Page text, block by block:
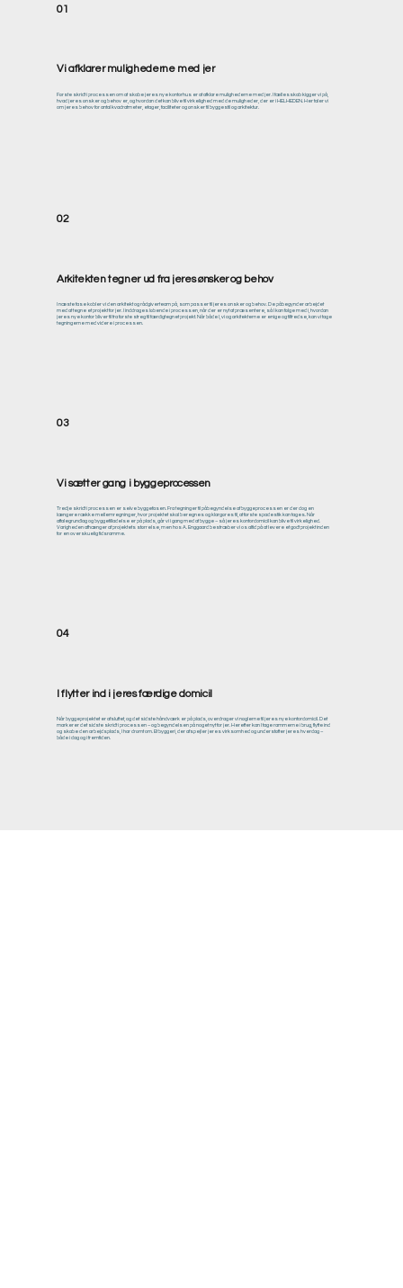
01
Vi afklarer mulighederne med jer
Første skridt i processen om at skabe jeres nye kontorhus er at afklare mulighederne med jer. I fællesskab kigger vi på,
hvad jeres ønsker og behov er, og hvordan det kan blive til virkelighed med de muligheder, der er i HELHEDEN. Her taler vi
om jeres behov for antal kvadratmeter, etager, faciliteter og ønsker til byggestil og arkitektur.
02
Arkitekten tegner ud fra jeres ønsker og behov
I næste fase kobler vi den arkitekt og rådgiverteam på, som passer til jeres ønsker og behov. De påbegynder arbejdet
med at tegne et projekt for jer. I inddrages løbende i processen, når der er nyt at præsentere, så I kan følge med i, hvordan
jeres nye kontor bliver til fra første streg til færdigtegnet projekt. Når både I, vi og arkitekterne er enige og tilfredse, kan vi tage
tegningerne med videre i processen.
03
Vi sætter gang i byggeprocessen
Tredje skridt i processen er selve byggefasen. Fra tegninger til påbegyndelse af byggeprocessen er der dog en
længere række mellemregninger, hvor projektet skal beregnes og klargøres til, at første spadestik kan tages. Når
aftalegrundlag og byggetilladelse er på plads, går vi i gang med at bygge – så jeres kontordomicil kan blive til virkelighed.
Varigheden afhænger af projektets størrelse, men hos A. Enggaard bestræber vi os altid på at levere et godt projekt inden
for en overskuelig tidsramme.
04
I flytter ind i jeres færdige domicil
Når byggeprojektet er afsluttet, og det sidste håndværk er på plads, overdrager vi nøglerne til jeres nye kontordomicil. Det
markerer det sidste skridt i processen – og begyndelsen på noget nyt for jer. Herefter kan I tage rammerne i brug, flytte ind
og skabe den arbejdsplads, I har drømt om. Et byggeri, der afspejler jeres virksomhed og understøtter jeres hverdag –
både i dag og i fremtiden.